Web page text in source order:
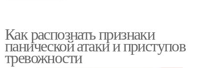
Как распознать признаки
панической атаки и приступов
тревожности